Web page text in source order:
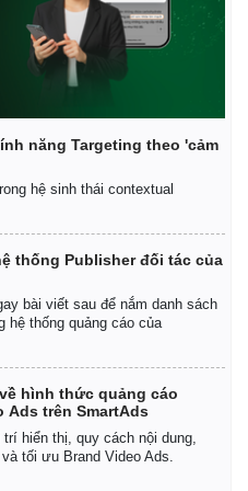
năng Targeting theo 'cảm
hệ sinh thái contextual
thống Publisher đối tác của
bài viết sau để nắm danh sách
hệ thống quảng cáo của
hình thức quảng cáo
Ads trên SmartAds
hiển thị, quy cách nội dung,
tối ưu Brand Video Ads.